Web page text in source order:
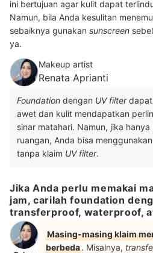
ini bertujuan agar kulit dapat
Namun, bila Anda kesulitan
sebaiknya gunakan sunscreen
ya.
Makeup artist
Renata Aprianti
Foundation dengan UV filter
awet dan kulit mendapatkan
sinar matahari. Namun, jika
ruangan, Anda bisa menggunakan
tanpa klaim UV filter.
Jika Anda perlu memakai
jam, carilah foundation
transferproof, waterproof,
Masing-masing klaim
berbeda. Misalnya,